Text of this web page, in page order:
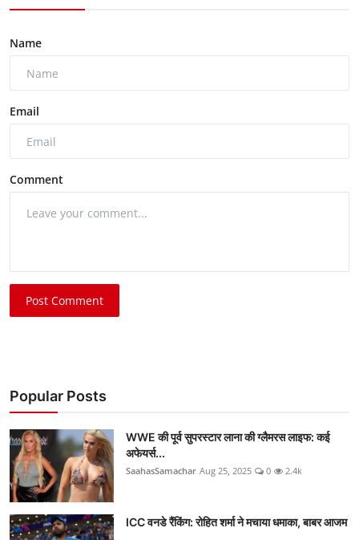
Name
Email
Comment
Post Comment
Popular Posts
WWE की पूर्व सुपरस्टार लाना की ग्लैमरस लाइफ: कई
अफेयर्स...
SaahasSamachar Aug 25, 2025 0 2.4k
ICC वनडे रैंकिंग: रोहित शर्मा ने मचाया धमाका, बाबर आजम